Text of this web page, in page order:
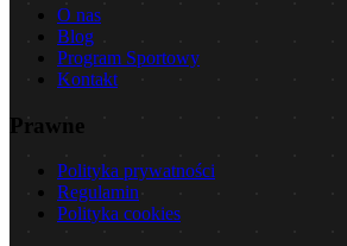
O nas
Blog
Program Sportowy
Kontakt
Prawne
Polityka prywatności
Regulamin
Polityka cookies